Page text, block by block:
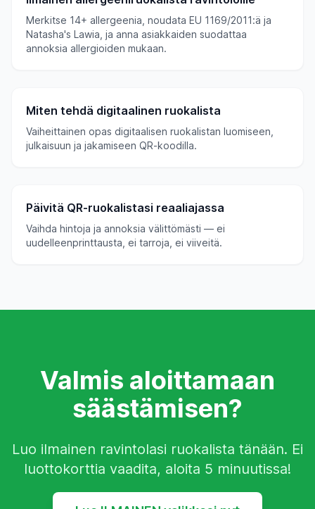
Merkitse 14+ allergeenia, noudata EU 1169/2011:ä ja
Natasha's Lawia, ja anna asiakkaiden suodattaa
annoksia allergioiden mukaan.
Miten tehdä digitaalinen ruokalista
Vaiheittainen opas digitaalisen ruokalistan luomiseen,
julkaisuun ja jakamiseen QR-koodilla.
Päivitä QR-ruokalistasi reaaliajassa
Vaihda hintoja ja annoksia välittömästi — ei
uudelleenprinttausta, ei tarroja, ei viiveitä.
Valmis aloittamaan
säästämisen?
Luo ilmainen ravintolasi ruokalista tänään. Ei
luottokorttia vaadita, aloita 5 minuutissa!